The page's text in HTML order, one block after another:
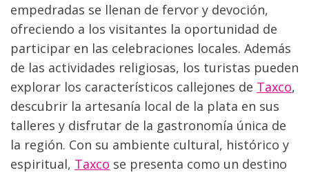
empedradas se llenan de fervor y devoción,
ofreciendo a los visitantes la oportunidad de
participar en las celebraciones locales. Además
de las actividades religiosas, los turistas pueden
explorar los característicos callejones de Taxco,
descubrir la artesanía local de la plata en sus
talleres y disfrutar de la gastronomía única de
la región. Con su ambiente cultural, histórico y
espiritual, Taxco se presenta como un destino